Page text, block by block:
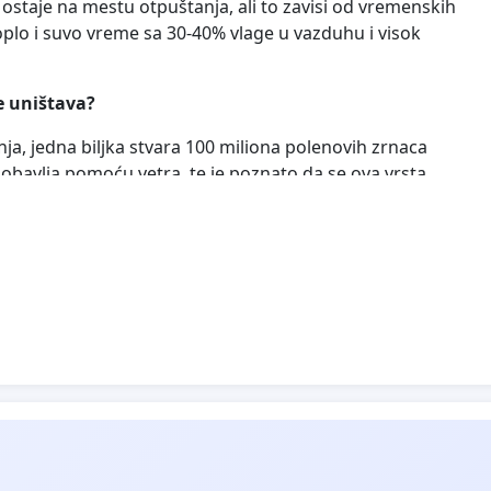
na mestu otpuštanja, ali to zavisi od vremenskih
i suvo vreme sa 30-40% vlage u vazduhu i visok
uništava?
jedna biljka stvara 100 miliona polenovih zrnaca
pomoću vetra, te je poznato da se ova vrsta
pojave prvih mrazeva.
Obzirom da se zna da polen ambrozije leti stotinama
veoma je važno uništavanje pokrenuti na vreme, u